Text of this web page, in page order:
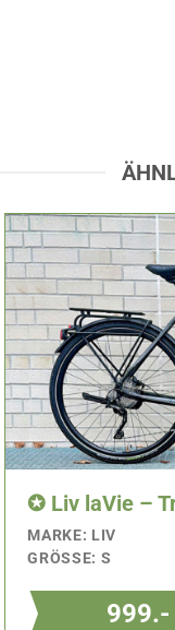
✪ Liv laVie –
MARKE: LIV
GRÖSSE: S
999.-